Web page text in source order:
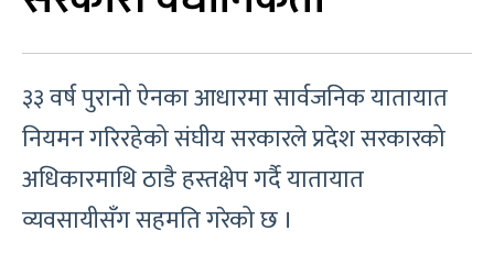
३३ वर्ष पुरानो ऐनका आधारमा सार्वजनिक यातायात
नियमन गरिरहेको संघीय सरकारले प्रदेश सरकारको
अधिकारमाथि ठाडै हस्तक्षेप गर्दै यातायात
व्यवसायीसँग सहमति गरेको छ ।